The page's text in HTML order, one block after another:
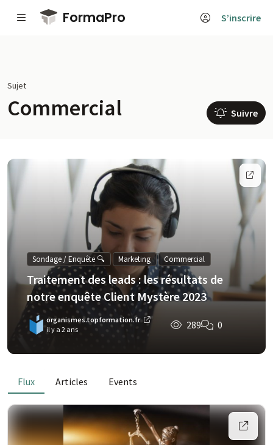
Passer au contenu principal
FormaPro S’inscrire
Sujet
Commercial Suivre
Sondage / Enquête 🔍 Marketing Commercial
Traitement des leads : les résultats de
notre enquête Client Mystère 2023
organismes.topformation.fr
il y a 2 ans
289 0
Flux Articles Events